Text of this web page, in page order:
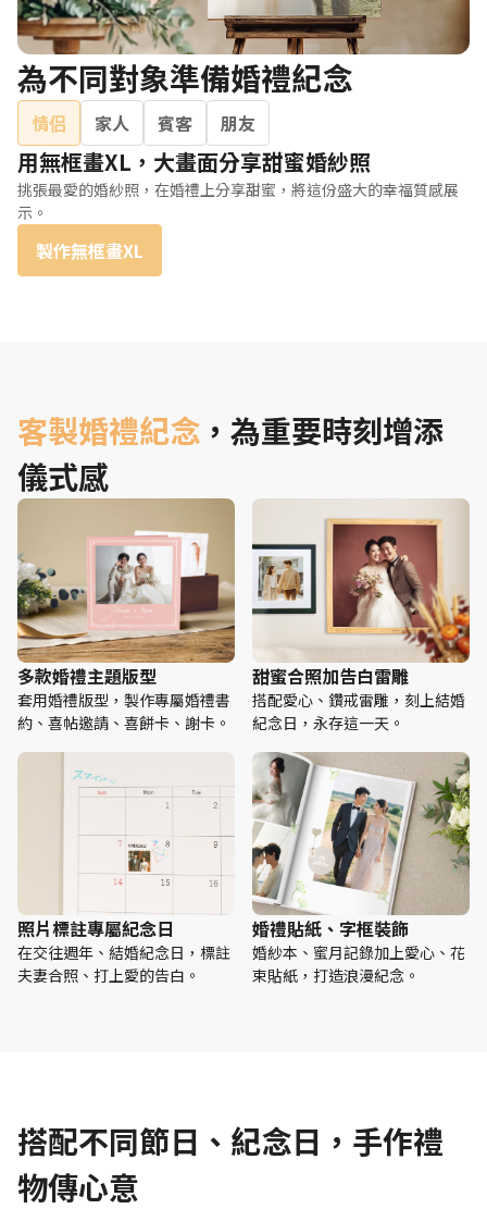
為不同對象準備婚禮紀念
情侣 家人 賓客 朋友
用無框畫XL，大畫面分享甜蜜婚紗照
挑張最愛的婚紗照，在婚禮上分享甜蜜，將這份盛大的幸福質感展
示。
製作無框畫XL
客製婚禮紀念 ，為重要時刻增添
儀式感
多款婚禮主題版型
套用婚禮版型，製作專屬婚禮書
約、喜帖邀請、喜餅卡、謝卡。
甜蜜合照加告白雷雕
搭配愛心、鑽戒雷雕，刻上結婚
紀念日，永存這一天。
照片標註專屬紀念日
在交往週年、結婚紀念日，標註
夫妻合照、打上愛的告白。
婚禮貼紙、字框裝飾
婚紗本、蜜月記錄加上愛心、花
束貼紙，打造浪漫紀念。
搭配不同節日、紀念日，手作禮
物傳心意